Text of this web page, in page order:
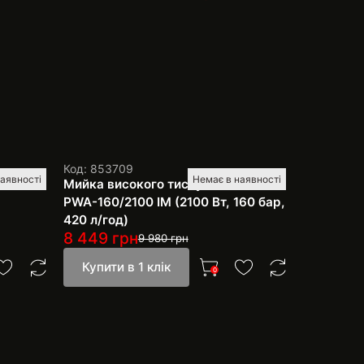
Немає в наявності
Код: 853709
Мийка високого тиску Tekhmann
PWA-160/2100 IM (2100 Вт, 160 бар,
420 л/год)
8 449 грн9 980грн
Купити в 1 клік 0